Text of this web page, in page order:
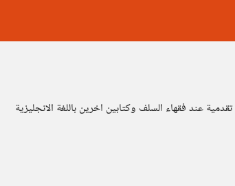
عند فقهاء السلف وكتابين اخرين باللغة الانجليزية